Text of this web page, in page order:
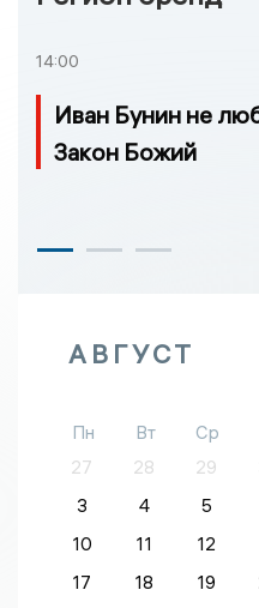
14:00
Иван Бунин не
Закон Божий
АВГУСТ
Пн Вт Ср
27
28 29
3
4 5
10
11 12
17
18 19